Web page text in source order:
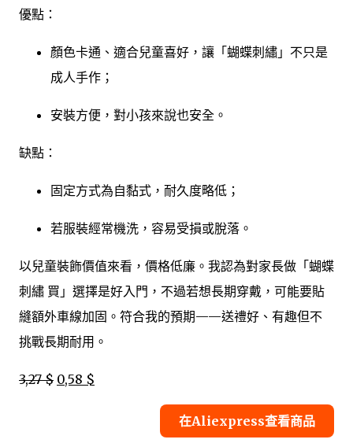
優點：
顏色卡通、適合兒童喜好，讓「蝴蝶刺繡」不只是
成人手作；
安裝方便，對小孩來說也安全。
缺點：
固定方式為自黏式，耐久度略低；
若服裝經常機洗，容易受損或脫落。
以兒童裝飾價值來看，價格低廉。我認為對家長做「蝴蝶
刺繡 買」選擇是好入門，不過若想長期穿戴，可能要貼
縫額外車線加固。符合我的預期——送禮好、有趣但不
挑戰長期耐用。
3,27 $ 0,58 $
在Aliexpress查看商品